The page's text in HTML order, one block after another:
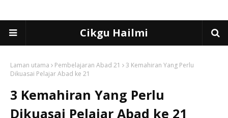
Cikgu Hailmi
Laman utama Pembelajaran Abad 21
3 Kemahiran Yang Perlu
Dikuasai Pelajar Abad ke 21
3 Kemahiran Yang Perlu
Dikuasai Pelajar Abad ke 21